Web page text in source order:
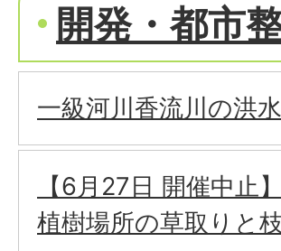
開発・都市
一級河川香流川の洪
【6月27日 開催中止
植樹場所の草取りと